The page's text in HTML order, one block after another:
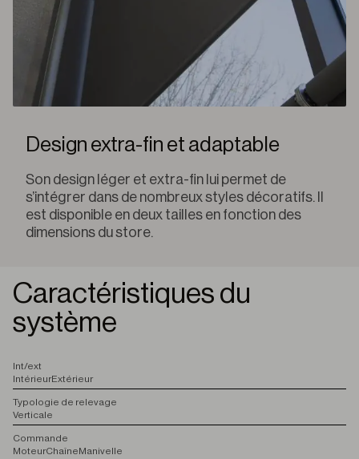
Design extra-fin et adaptable
Son design léger et extra-fin lui permet de
s’intégrer dans de nombreux styles décoratifs. Il
est disponible en deux tailles en fonction des
dimensions du store.
Caractéristiques du
système
Int/ext
IntérieurExtérieur
Typologie de relevage
Verticale
Commande
MoteurChaîneManivelle